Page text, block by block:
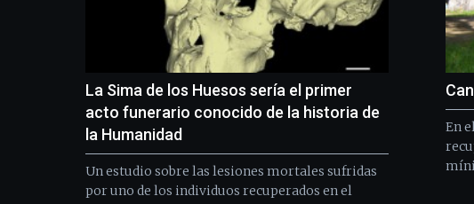
La Sima de los Huesos sería el primer
acto funerario conocido de la historia de
la Humanidad
Un estudio sobre las lesiones mortales sufridas
por uno de los individuos recuperados en el
En